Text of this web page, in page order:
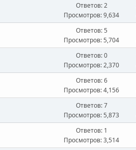
Ответов: 2
Просмотров: 9,634
Ответов: 5
Просмотров: 5,704
Ответов: 0
Просмотров: 2,370
Ответов: 6
Просмотров: 4,156
Ответов: 7
Просмотров: 5,873
Ответов: 1
Просмотров: 3,514